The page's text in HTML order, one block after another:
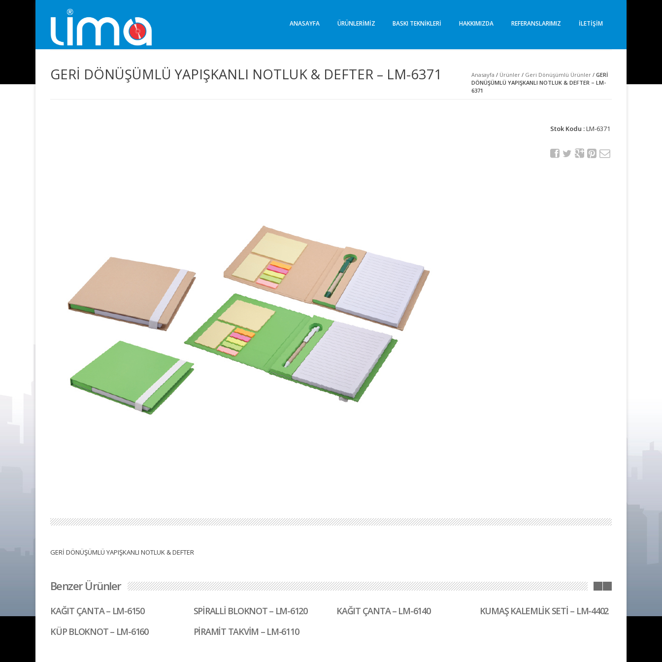
Lima Promosyon
Promosyon Ürünleri
ANASAYFA ÜRÜNLERIMIZ BASKI TEKNIKLERI HAKKIMIZDA REFERANSLARIMIZ İLETIŞIM
GERİ DÖNÜŞÜMLÜ YAPIŞKANLI NOTLUK & DEFTER – LM-6371 Anasayfa / Ürünler / Geri Dönüşümlü Ürünler / GERİ
DÖNÜŞÜMLÜ YAPIŞKANLI NOTLUK & DEFTER – LM-
6371
Stok Kodu :LM-6371
GERİ DÖNÜŞÜMLÜ YAPIŞKANLI NOTLUK & DEFTER
Benzer Ürünler
KAĞIT ÇANTA – LM-6150 SPİRALLİ BLOKNOT – LM-6120 KAĞIT ÇANTA – LM-6140
KUMAŞ KALEMLİK SETİ – LM-4402
KÜP BLOKNOT – LM-6160
PİRAMİT TAKVİM – LM-6110